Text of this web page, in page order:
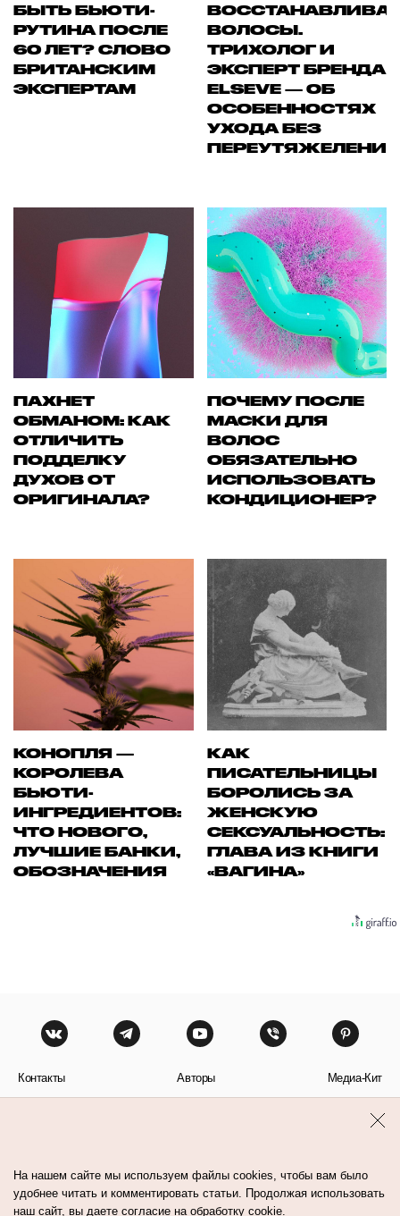
БЫТЬ БЬЮТИ-
РУТИНА ПОСЛЕ
60 ЛЕТ? СЛОВО
БРИТАНСКИМ
ЭКСПЕРТАМ
ВОЛОСЫ.
ТРИХОЛОГ И
ЭКСПЕРТ БРЕНДА
ELSEVE — ОБ
ОСОБЕННОСТЯХ
УХОДА БЕЗ
ПЕРЕУТЯЖЕЛЕНИЯ
ПАХНЕТ
ОБМАНОМ: КАК
ОТЛИЧИТЬ
ПОДДЕЛКУ
ДУХОВ ОТ
ОРИГИНАЛА?
ПОЧЕМУ ПОСЛЕ
МАСКИ ДЛЯ
ВОЛОС
ОБЯЗАТЕЛЬНО
ИСПОЛЬЗОВАТЬ
КОНДИЦИОНЕР?
КОНОПЛЯ —
КОРОЛЕВА
БЬЮТИ-
ИНГРЕДИЕНТОВ:
ЧТО НОВОГО,
ЛУЧШИЕ БАНКИ,
ОБОЗНАЧЕНИЯ
КАК
ПИСАТЕЛЬНИЦЫ
БОРОЛИСЬ ЗА
ЖЕНСКУЮ
СЕКСУАЛЬНОСТЬ:
ГЛАВА ИЗ КНИГИ
«ВАГИНА»
Контакты Авторы Медиа-Кит
На нашем сайте мы используем файлы cookies, чтобы вам было
удобнее читать и комментировать статьи. Продолжая использовать
наш сайт, вы даете согласие на обработку cookie.